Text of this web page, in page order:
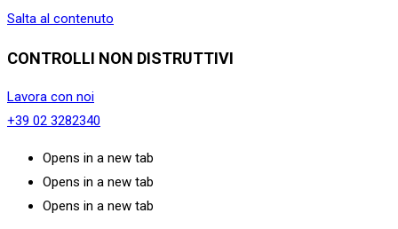
Salta al contenuto
CONTROLLI NON DISTRUTTIVI
Lavora con noi
+39 02 3282340
Opens in a new tab
Opens in a new tab
Opens in a new tab